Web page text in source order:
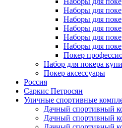
Наборы для
Наборы для
Наборы для
Наборы для
Наборы для
Покер
Набор для покера
Покер аксессуары
Россия
Саркис Петросян
Уличные спортивные
Дачный спортивный
Дачный спортивный